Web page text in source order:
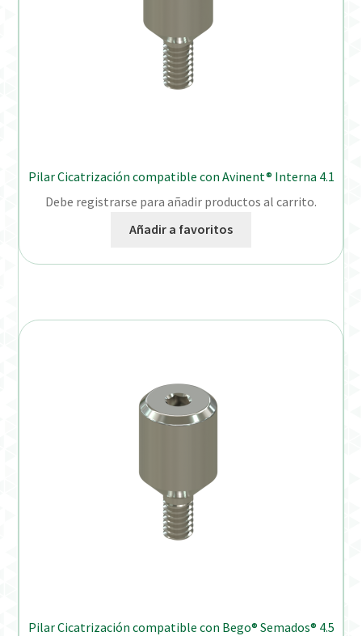
Pilar Cicatrización compatible con Avinent® Interna 4.1
Debe registrarse para añadir productos al carrito.
Añadir a favoritos
Pilar Cicatrización compatible con Bego® Semados® 4.5